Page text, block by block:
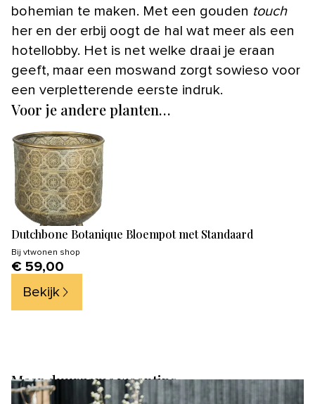
bohemian te maken. Met een gouden touch
her en der erbij oogt de hal wat meer als een
hotellobby. Het is net welke draai je eraan
geeft, maar een moswand zorgt sowieso voor
een verpletterende eerste indruk.
Voor je andere planten…
Dutchbone Botanique Bloempot met Standaard
Bij vtwonen shop
€ 59,00
Bekijk
Meer duurzame woontips